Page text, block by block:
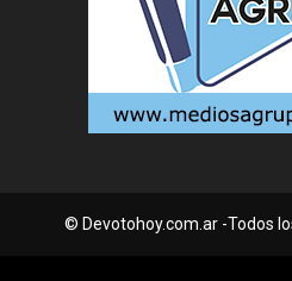
© Devotohoy.com.ar -Todos